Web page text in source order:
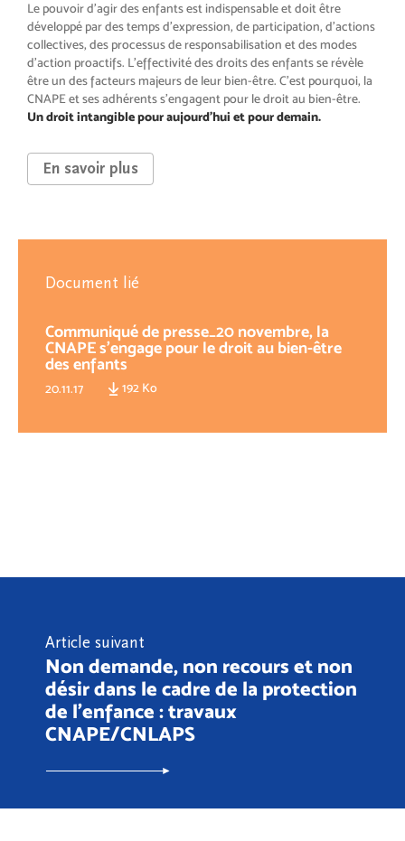
Le pouvoir d’agir des enfants est indispensable et doit être
développé par des temps d’expression, de participation, d’actions
collectives, des processus de responsabilisation et des modes
d’action proactifs. L’effectivité des droits des enfants se révèle
être un des facteurs majeurs de leur bien-être. C’est pourquoi, la
CNAPE et ses adhérents s’engagent pour le droit au bien-être.
Un droit intangible pour aujourd’hui et pour demain.
En savoir plus
Document lié
Communiqué de presse_20 novembre, la
CNAPE s’engage pour le droit au bien-être
des enfants
20.11.17 192 Ko
Article suivant
Non demande, non recours et non
désir dans le cadre de la protection
de l’enfance : travaux
CNAPE/CNLAPS